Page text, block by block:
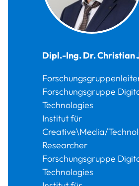
Dipl.-Ing. Dr.Christian
Forschungsgruppe
Technologies
Institut für
Creative\Media/
Researcher
Forschungsgruppe
Technologies